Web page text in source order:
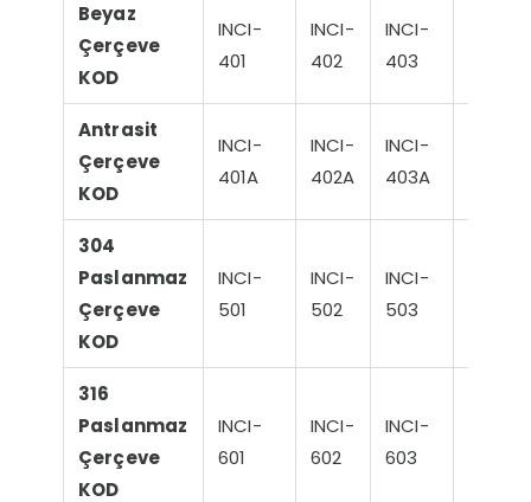
Beyaz
Çerçeve
KOD
INCI-
401
INCI-
402
INCI-
403
Antrasit
Çerçeve
KOD
INCI-
401A
INCI-
402A
INCI-
403A
304
Paslanmaz
Çerçeve
KOD
INCI-
501
INCI-
502
INCI-
503
316
Paslanmaz
Çerçeve
KOD
INCI-
601
INCI-
602
INCI-
603